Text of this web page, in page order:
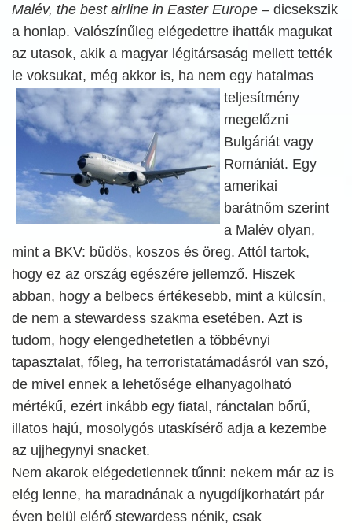
Malév, the best airline in Easter Europe – dicsekszik
a honlap. Valószínűleg elégedettre ihatták magukat
az utasok, akik a magyar légitársaság mellett tették
le voksukat, még akkor is, ha nem egy hatalmas
teljesítmény
megelőzni
Bulgáriát vagy
Romániát. Egy
amerikai
barátnőm szerint
a Malév olyan,
mint a BKV: büdös, koszos és öreg. Attól tartok,
hogy ez az ország egészére jellemző. Hiszek
abban, hogy a belbecs értékesebb, mint a külcsín,
de nem a stewardess szakma esetében. Azt is
tudom, hogy elengedhetetlen a többévnyi
tapasztalat, főleg, ha terroristatámadásról van szó,
de mivel ennek a lehetősége elhanyagolható
mértékű, ezért inkább egy fiatal, ránctalan bőrű,
illatos hajú, mosolygós utaskísérő adja a kezembe
az ujjhegynyi snacket.
Nem akarok elégedetlennek tűnni: nekem már az is
elég lenne, ha maradnának a nyugdíjkorhatárt pár
éven belül elérő stewardess nénik, csak